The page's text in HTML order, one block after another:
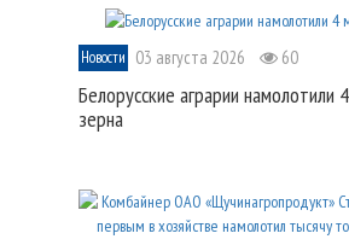
Новости 03 августа 2026 60
Белорусские аграрии намолотили
зерна